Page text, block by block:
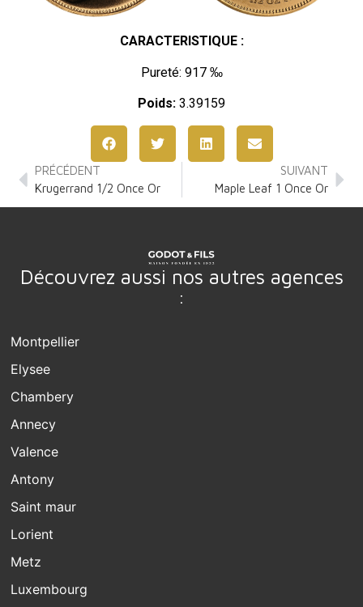
CARACTERISTIQUE :
Pureté: 917 ‰
Poids: 3.39159
PRÉCÉDENT
Krugerrand 1/2 Once Or
SUIVANT
Maple Leaf 1 Once Or
Découvrez aussi nos autres agences
:
Montpellier
Elysee
Chambery
Annecy
Valence
Antony
Saint maur
Lorient
Metz
Luxembourg